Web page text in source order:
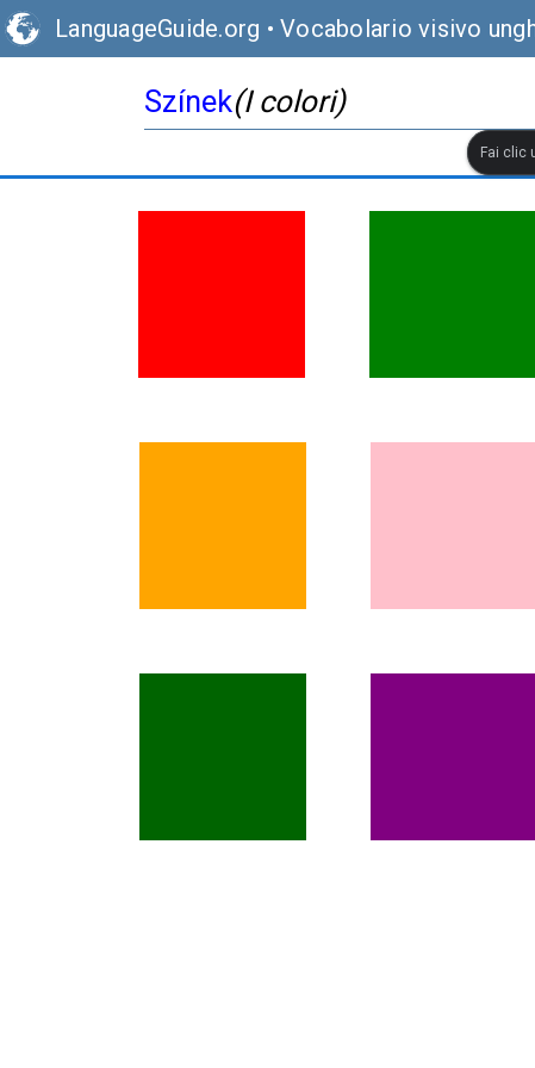
LanguageGuide.org • Vocabolario visivo
Színek(I colori)
Fai clic